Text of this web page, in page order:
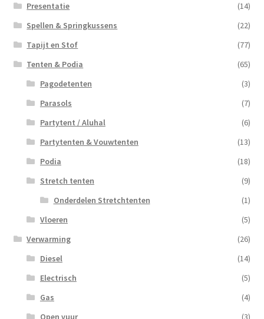
Presentatie
(14)
Spellen & Springkussens
(22)
Tapijt en Stof
(77)
Tenten & Podia
(65)
Pagodetenten
(3)
Parasols
(7)
Partytent / Aluhal
(6)
Partytenten & Vouwtenten
(13)
Podia
(18)
Stretch tenten
(9)
Onderdelen Stretchtenten
(1)
Vloeren
(5)
Verwarming
(26)
Diesel
(14)
Electrisch
(5)
Gas
(4)
Open vuur
(3)